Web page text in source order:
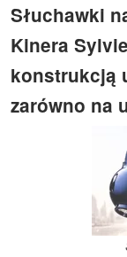
Słuchawki
Kinera
konstrukcją
zarówno na